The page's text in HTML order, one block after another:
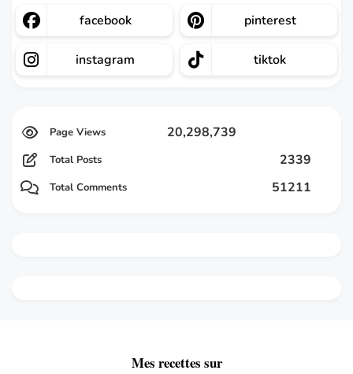
facebook pinterest
instagram tiktok
20,298,739
Total Posts 2339
Total Comments 51211
Mes recettes sur